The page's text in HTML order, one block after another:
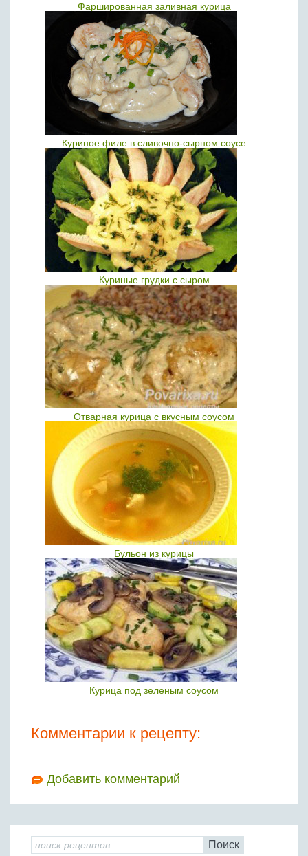
Фаршированная заливная курица
Куриное филе в сливочно-сырном соусе
Куриные грудки с сыром
Отварная курица с вкусным соусом
Бульон из курицы
Курица под зеленым соусом
Комментарии к рецепту:
Добавить комментарий
Поиск